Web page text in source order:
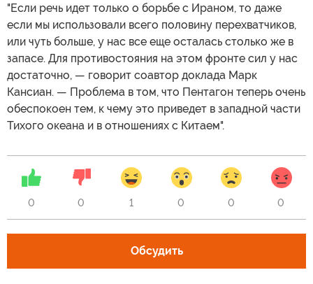
"Если речь идет только о борьбе с Ираном, то даже
если мы использовали всего половину перехватчиков,
или чуть больше, у нас все еще осталась столько же в
запасе. Для противостояния на этом фронте сил у нас
достаточно, — говорит соавтор доклада Марк
Кансиан. — Проблема в том, что Пентагон теперь очень
обеспокоен тем, к чему это приведет в западной части
Тихого океана и в отношениях с Китаем".
0 0 1 0 0 0
Обсудить